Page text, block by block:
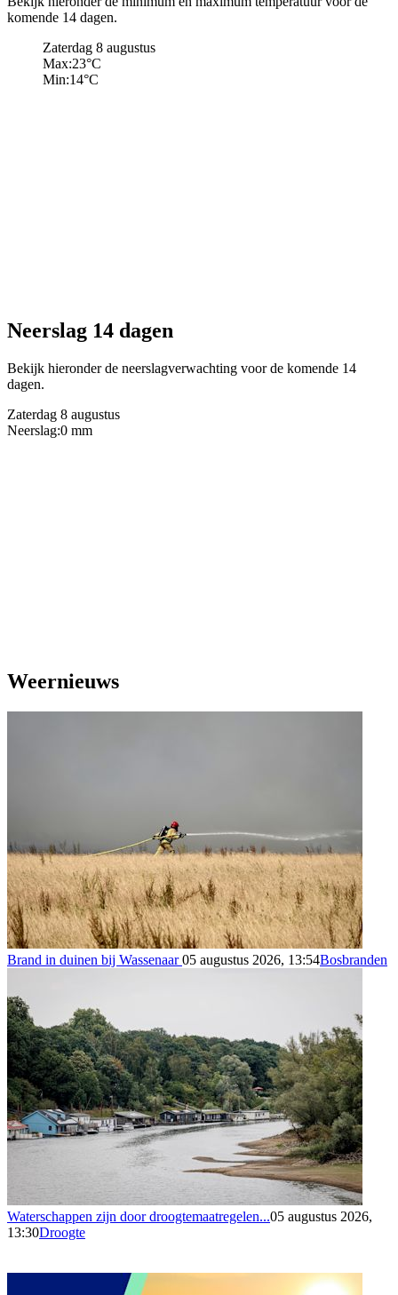
komende 14 dagen.
Zaterdag 8 augustus
Max:23°C
Min:14°C
Neerslag 14 dagen
Bekijk hieronder de neerslagverwachting voor de komende 14
dagen.
Zaterdag 8 augustus
Neerslag:0 mm
Weernieuws
Brand in duinen bij Wassenaar05 augustus 2026, 13:54Bosbranden
Waterschappen zijn door droogtemaatregelen...05 augustus 2026,
13:30Droogte